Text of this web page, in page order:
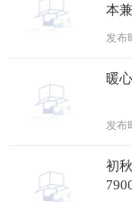
本
发布
暖
发布
初